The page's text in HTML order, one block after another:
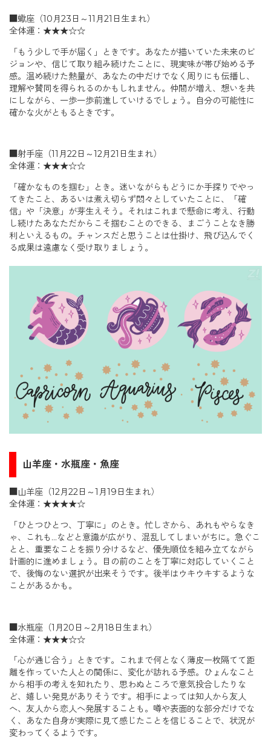
■蠍座（10月23日～11月21日生まれ）
全体運：★★★☆☆
「もう少しで手が届く」ときです。あなたが描いていた未来のビ
ジョンや、信じて取り組み続けたことに、現実味が帯び始める予
感。温め続けた熱量が、あなたの中だけでなく周りにも伝播し、
理解や賛同を得られるのかもしれません。仲間が増え、想いを共
にしながら、一歩一歩前進していけるでしょう。自分の可能性に
確かな火がともるときです。
■射手座（11月22日～12月21日生まれ）
全体運：★★★☆☆
「確かなものを掴む」とき。迷いながらもどうにか手探りでやっ
てきたこと、あるいは煮え切らず悶々としていたことに、「確
信」や「決意」が芽生えそう。それはこれまで懸命に考え、行動
し続けたあなただからこそ掴むことのできる、まごうことなき勝
利といえるもの。チャンスだと思うことは仕掛け、飛び込んでく
る成果は遠慮なく受け取りましょう。
山羊座・水瓶座・魚座
■山羊座（12月22日～1月19日生まれ）
全体運：★★★★☆
「ひとつひとつ、丁寧に」のとき。忙しさから、あれもやらなき
ゃ、これも…などと意識が広がり、混乱してしまいがちに。急ぐこ
とと、重要なことを振り分けるなど、優先順位を組み立てながら
計画的に進めましょう。目の前のことを丁寧に対応していくこと
で、後悔のない選択が出来そうです。後半はウキウキするような
ことがあるかも。
■水瓶座（1月20日～2月18日生まれ）
全体運：★★★☆☆
「心が通じ合う」ときです。これまで何となく薄皮一枚隔てて距
離を作っていた人との関係に、変化が訪れる予感。ひょんなこと
から相手の考えを知れたり、思わぬところで意気投合したりな
ど、嬉しい発見がありそうです。相手によっては知人から友人
へ、友人から恋人へ発展することも。噂や表面的な部分だけでな
く、あなた自身が実際に見て感じたことを信じることで、状況が
変わってくるようです。